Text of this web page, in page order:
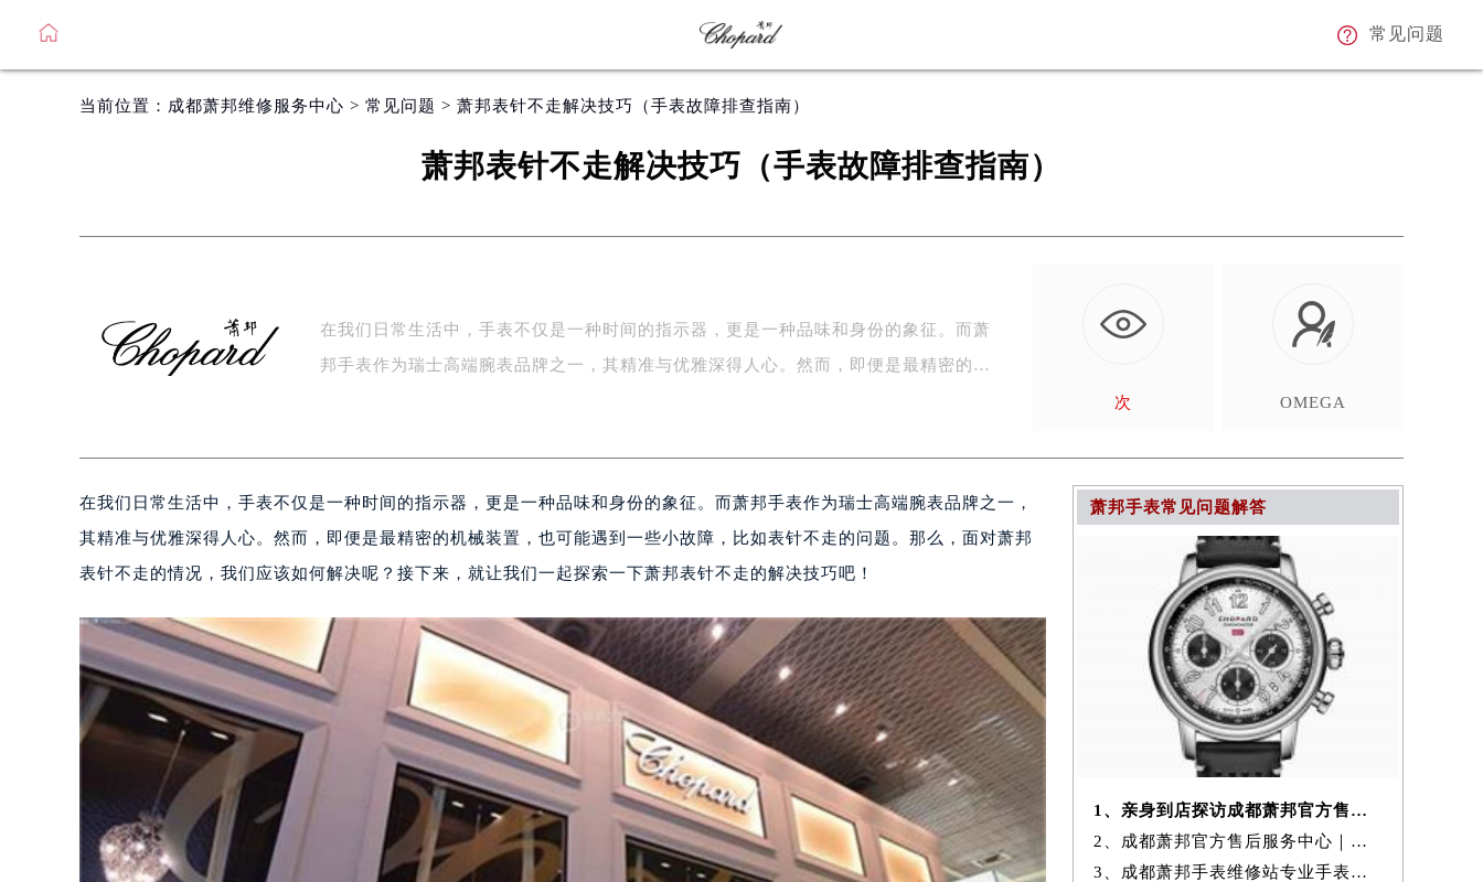
常见问题
当前位置： 成都萧邦维修服务中心 > 常见问题 > 萧邦表针不走解决技巧（手表故障排查指南）
萧邦表针不走解决技巧（手表故障排查指南）
在我们日常生活中，手表不仅是一种时间的指示器，更是一种品味和身份的象征。而萧
邦手表作为瑞士高端腕表品牌之一，其精准与优雅深得人心。然而，即便是最精密的…
次 OMEGA
在我们日常生活中，手表不仅是一种时间的指示器，更是一种品味和身份的象征。而萧邦手表作为瑞士高端腕表品牌之一，
其精准与优雅深得人心。然而，即便是最精密的机械装置，也可能遇到一些小故障，比如表针不走的问题。那么，面对萧邦
表针不走的情况，我们应该如何解决呢？接下来，就让我们一起探索一下萧邦表针不走的解决技巧吧！
萧邦手表常见问题解答
1、亲身到店探访成都萧邦官方售后服务中心｜全新官方地址与24小时热线
2、成都萧邦官方售后服务中心｜维修地址与24小时服务电话权威信息公示
3、成都萧邦手表维修站专业手表维修保养服务权威公示（2026年7月最新）